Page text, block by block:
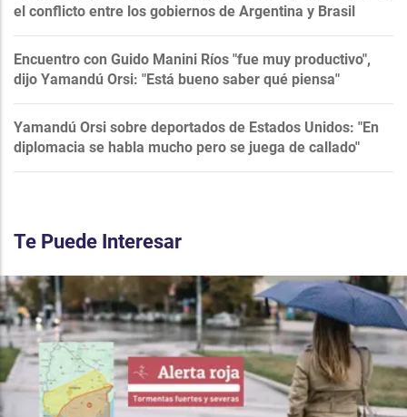
el conflicto entre los gobiernos de Argentina y Brasil
Encuentro con Guido Manini Ríos "fue muy productivo",
dijo Yamandú Orsi: "Está bueno saber qué piensa"
Yamandú Orsi sobre deportados de Estados Unidos: "En
diplomacia se habla mucho pero se juega de callado"
Te Puede Interesar